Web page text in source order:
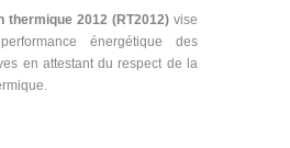
thermique 2012 (RT2012) vise
énergétique des
en attestant du respect de la